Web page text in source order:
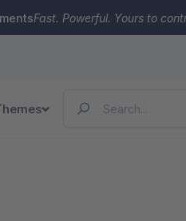
Fast. Powerful. Yours to